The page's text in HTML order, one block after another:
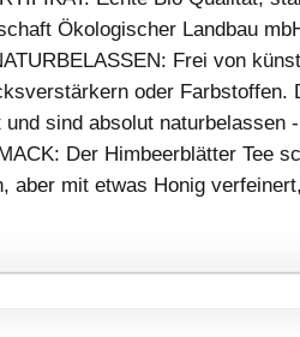
Ökologischer Landbau
Frei von
oder Farbstoffen.
und sind absolut naturbelassen
Der Himbeerblätter Tee
aber mit etwas Honig